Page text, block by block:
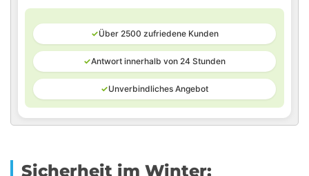
✓Über 2500 zufriedene Kunden
✓Antwort innerhalb von 24 Stunden
✓Unverbindliches Angebot
Sicherheit im Winter: